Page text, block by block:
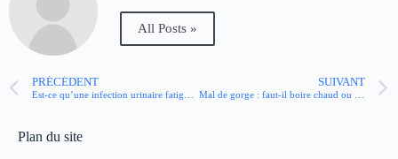
All Posts »
PRÉCÉDENT SUIVANT
Plan du site